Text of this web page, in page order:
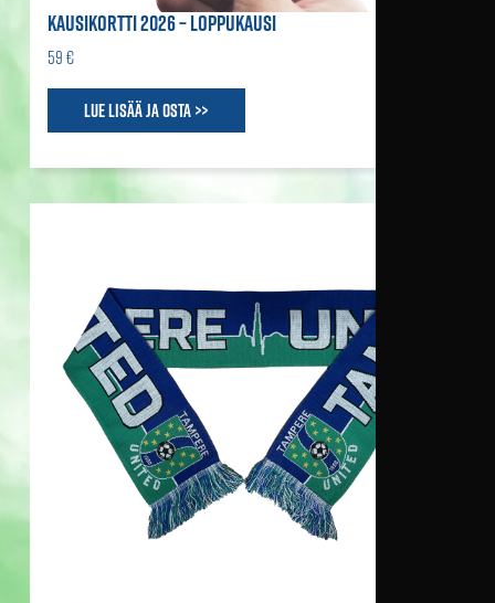
KAUSIKORTTI 2026 – LOPPUKAUSI
59 €
Lue lisää ja osta >>